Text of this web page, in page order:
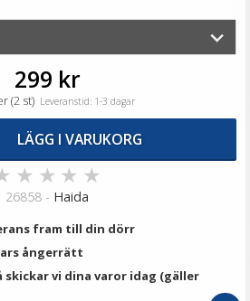
I VARUKORG
Sony DT 18-55mm & 18-70mm
299 kr
(2 st) Leveranstid: 1-3 dagar
LÄGG I VARUKORG
★ ★ ★ ★
26858 - Haida
fram till din dörr
ångerrätt
skickar vi dina varor idag (gäller